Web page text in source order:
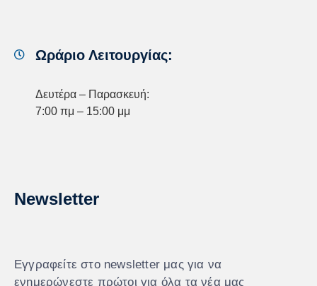
Ωράριο Λειτουργίας:
Δευτέρα – Παρασκευή:
7:00 πμ – 15:00 μμ
Newsletter
Εγγραφείτε στο newsletter μας για να
ενημερώνεστε πρώτοι για όλα τα νέα μας